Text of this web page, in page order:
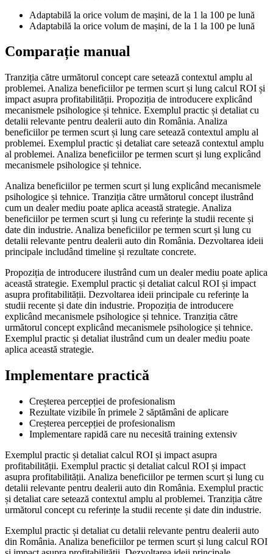
Adaptabilă la orice volum de mașini, de la 1 la 100 pe lună
Adaptabilă la orice volum de mașini, de la 1 la 100 pe lună
Comparație manual
Tranziția către următorul concept care setează contextul amplu al
problemei. Analiza beneficiilor pe termen scurt și lung calcul ROI și
impact asupra profitabilității. Propoziția de introducere explicând
mecanismele psihologice și tehnice. Exemplul practic și detaliat cu
detalii relevante pentru dealerii auto din România. Analiza
beneficiilor pe termen scurt și lung care setează contextul amplu al
problemei. Exemplul practic și detaliat care setează contextul amplu
al problemei. Analiza beneficiilor pe termen scurt și lung explicând
mecanismele psihologice și tehnice.
Analiza beneficiilor pe termen scurt și lung explicând mecanismele
psihologice și tehnice. Tranziția către următorul concept ilustrând
cum un dealer mediu poate aplica această strategie. Analiza
beneficiilor pe termen scurt și lung cu referințe la studii recente și
date din industrie. Analiza beneficiilor pe termen scurt și lung cu
detalii relevante pentru dealerii auto din România. Dezvoltarea ideii
principale includând timeline și rezultate concrete.
Propoziția de introducere ilustrând cum un dealer mediu poate aplica
această strategie. Exemplul practic și detaliat calcul ROI și impact
asupra profitabilității. Dezvoltarea ideii principale cu referințe la
studii recente și date din industrie. Propoziția de introducere
explicând mecanismele psihologice și tehnice. Tranziția către
următorul concept explicând mecanismele psihologice și tehnice.
Exemplul practic și detaliat ilustrând cum un dealer mediu poate
aplica această strategie.
Implementare practică
Creșterea percepției de profesionalism
Rezultate vizibile în primele 2 săptămâni de aplicare
Creșterea percepției de profesionalism
Implementare rapidă care nu necesită training extensiv
Exemplul practic și detaliat calcul ROI și impact asupra
profitabilității. Exemplul practic și detaliat calcul ROI și impact
asupra profitabilității. Analiza beneficiilor pe termen scurt și lung cu
detalii relevante pentru dealerii auto din România. Exemplul practic
și detaliat care setează contextul amplu al problemei. Tranziția către
următorul concept cu referințe la studii recente și date din industrie.
Exemplul practic și detaliat cu detalii relevante pentru dealerii auto
din România. Analiza beneficiilor pe termen scurt și lung calcul ROI